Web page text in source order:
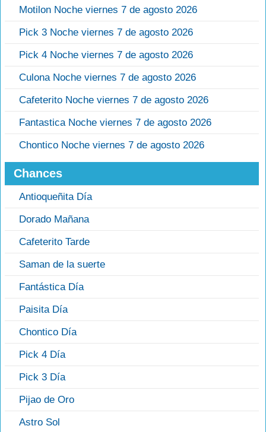
Motilon Noche viernes 7 de agosto 2026
Pick 3 Noche viernes 7 de agosto 2026
Pick 4 Noche viernes 7 de agosto 2026
Culona Noche viernes 7 de agosto 2026
Cafeterito Noche viernes 7 de agosto 2026
Fantastica Noche viernes 7 de agosto 2026
Chontico Noche viernes 7 de agosto 2026
Chances
Antioqueñita Día
Dorado Mañana
Cafeterito Tarde
Saman de la suerte
Fantástica Día
Paisita Día
Chontico Día
Pick 4 Día
Pick 3 Día
Pijao de Oro
Astro Sol